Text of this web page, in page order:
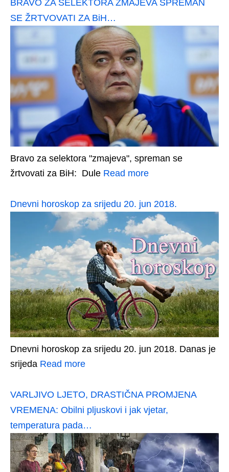
BRAVO ZA SELEKTORA ZMAJEVA SPREMAN
SE ŽRTVOVATI ZA BiH…
Bravo za selektora "zmajeva", spreman se
žrtvovati za BiH: Dule Read more
Dnevni horoskop za srijedu 20. jun 2018.
Dnevni horoskop za srijedu 20. jun 2018. Danas je
srijeda Read more
VARLJIVO LJETO, DRASTIČNA PROMJENA
VREMENA: Obilni pljuskovi i jak vjetar,
temperatura pada…